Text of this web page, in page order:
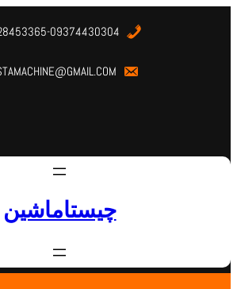
09374430304
چیستاماشین